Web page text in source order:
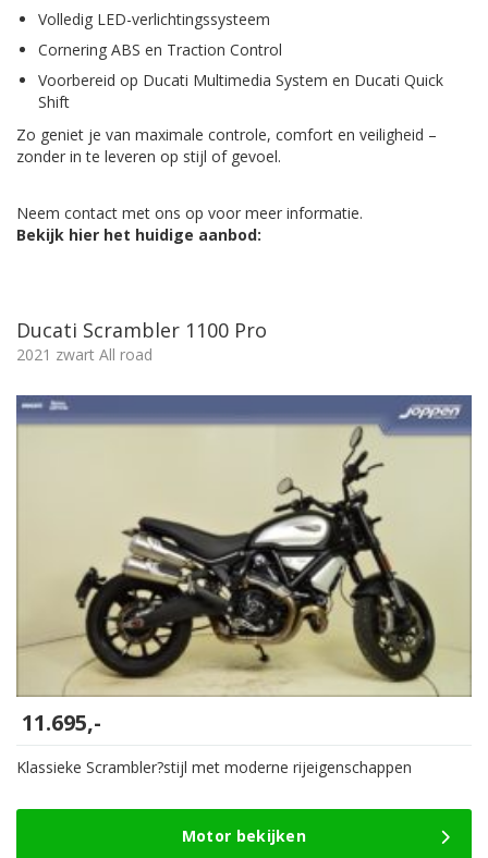
Volledig LED-verlichtingssysteem
Cornering ABS en Traction Control
Voorbereid op Ducati Multimedia System en Ducati Quick
Shift
Zo geniet je van maximale controle, comfort en veiligheid –
zonder in te leveren op stijl of gevoel.
Neem contact met ons op voor meer informatie.
Bekijk hier het huidige aanbod:
Ducati Scrambler 1100 Pro
2021 zwart All road
11.695,-
Klassieke Scrambler?stijl met moderne rijeigenschappen
Motor bekijken